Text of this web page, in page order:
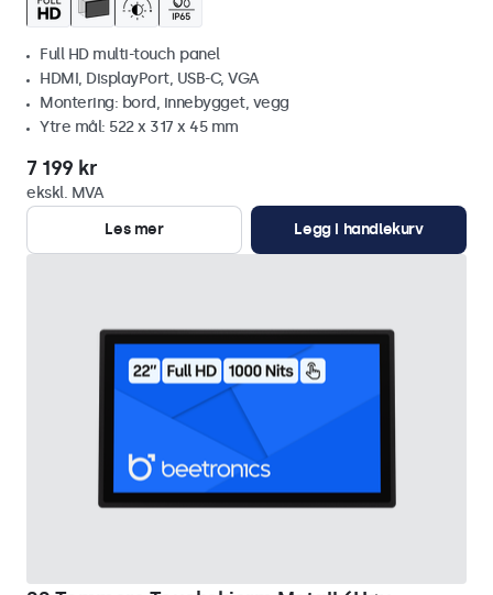
Full HD multi-touch panel
HDMI, DisplayPort, USB-C, VGA
Montering: bord, innebygget, vegg
Ytre mål: 522 x 317 x 45 mm
7 199 kr
ekskl. MVA
Les mer
Legg i handlekurv